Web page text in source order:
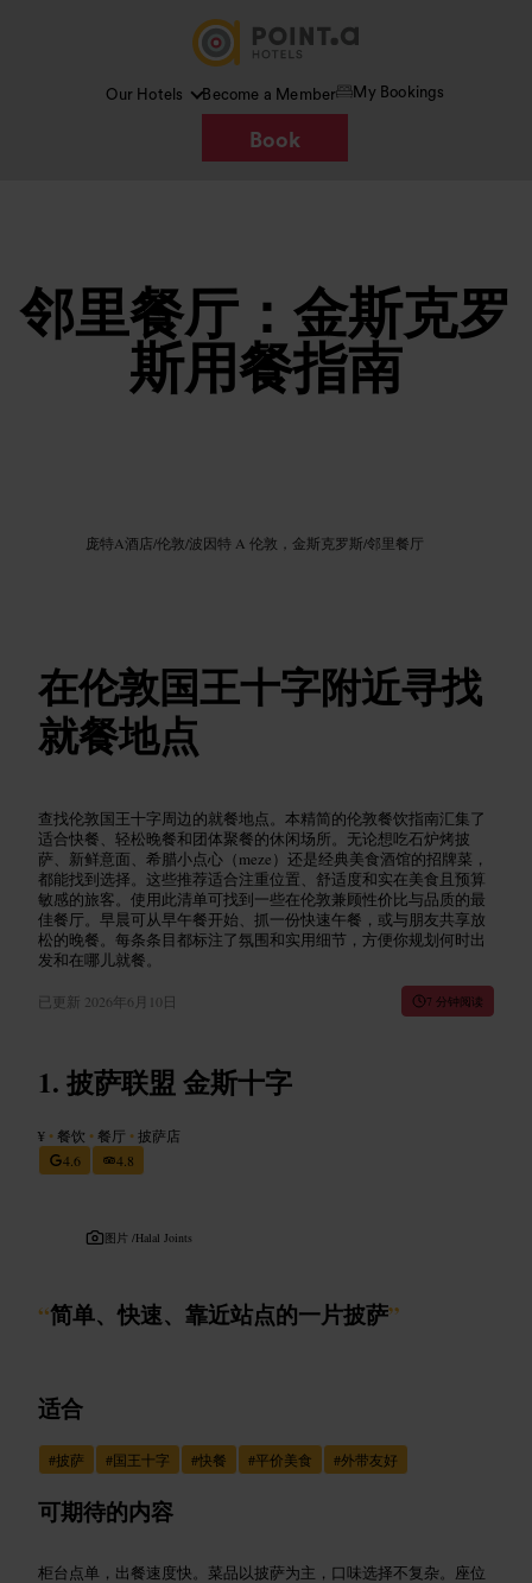
Our Hotels Become a Member My Bookings
Book
邻里餐厅：金斯克罗
斯用餐指南
庞特A酒店/伦敦/波因特 A 伦敦，金斯克罗斯/邻里餐厅
在伦敦国王十字附近寻找
就餐地点
查找伦敦国王十字周边的就餐地点。本精简的伦敦餐饮指南汇集了
适合快餐、轻松晚餐和团体聚餐的休闲场所。无论想吃石炉烤披
萨、新鲜意面、希腊小点心（meze）还是经典美食酒馆的招牌菜，
都能找到选择。这些推荐适合注重位置、舒适度和实在美食且预算
敏感的旅客。使用此清单可找到一些在伦敦兼顾性价比与品质的最
佳餐厅。早晨可从早午餐开始、抓一份快速午餐，或与朋友共享放
松的晚餐。每条条目都标注了氛围和实用细节，方便你规划何时出
发和在哪儿就餐。
已更新 2026年6月10日 7 分钟阅读
披萨联盟 金斯十字
¥ •餐饮 •餐厅 •披萨店
4.6
4.8
图片 /Halal Joints
“简单、快速、靠近站点的一片披萨”
适合
#披萨 #国王十字 #快餐 #平价美食 #外带友好
可期待的内容
柜台点单，出餐速度快。菜品以披萨为主，口味选择不复杂。座位